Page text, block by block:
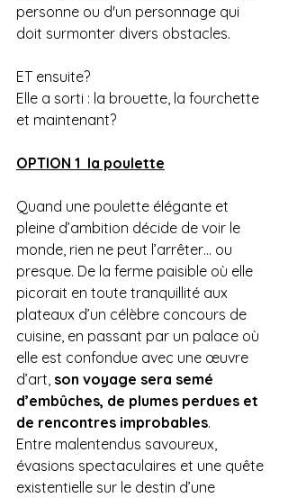
personne ou d'un personnage qui
doit surmonter divers obstacles.
ET ensuite?
Elle a sorti : la brouette, la fourchette
et maintenant?
OPTION 1  la poulette
Quand une poulette élégante et
pleine d’ambition décide de voir le
monde, rien ne peut l’arrêter… ou
presque. De la ferme paisible où elle
picorait en toute tranquillité aux
plateaux d’un célèbre concours de
cuisine, en passant par un palace où
elle est confondue avec une œuvre
d’art, son voyage sera semé
d’embûches, de plumes perdues et
de rencontres improbables.
Entre malentendus savoureux,
évasions spectaculaires et une quête
existentielle sur le destin d’une